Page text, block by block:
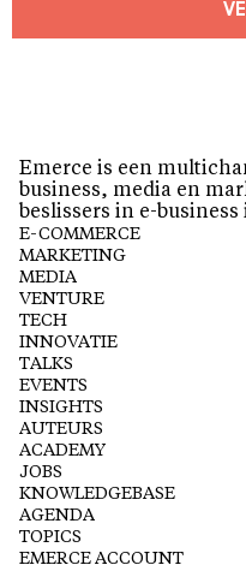
Emerce is een
business, media en
beslissers in e-
E-COMMERCE
MARKETING
MEDIA
VENTURE
TECH
INNOVATIE
TALKS
EVENTS
INSIGHTS
AUTEURS
ACADEMY
JOBS
KNOWLEDGEBASE
AGENDA
TOPICS
EMERCE ACCOUNT